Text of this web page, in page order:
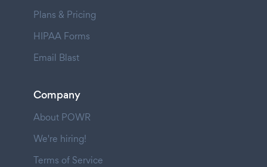
Plans & Pricing
HIPAA Forms
Email Blast
Company
About POWR
We're hiring!
Terms of Service